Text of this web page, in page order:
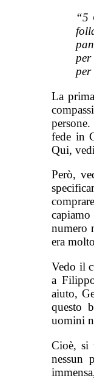
“5
La
fede in
Qui,
Però,
numero
era
Vedo il
a
aiuto,
questo
uomini
Cioè, si
nessun